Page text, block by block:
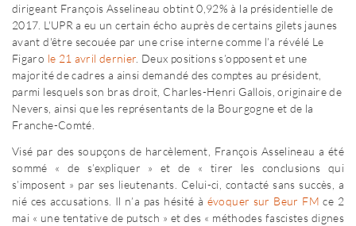
dirigeant François Asselineau obtint 0,92% à la présidentielle de
2017. L'UPR a eu un certain écho auprès de certains gilets jaunes
avant d'être secouée par une crise interne comme l’a révélé Le
Figaro le 21 avril dernier . Deux positions s’opposent et une
majorité de cadres a ainsi demandé des comptes au président,
parmi lesquels son bras droit, Charles-Henri Gallois, originaire de
Nevers, ainsi que les représentants de la Bourgogne et de la
Franche-Comté.
Visé par des soupçons de harcèlement, François Asselineau a été
sommé « de s’expliquer » et de « tirer les conclusions qui
s’imposent » par ses lieutenants. Celui-ci, contacté sans succès, a
nié ces accusations. Il n’a pas hésité à évoquer sur Beur FM ce 2
mai « une tentative de putsch » et des « méthodes fascistes dignes